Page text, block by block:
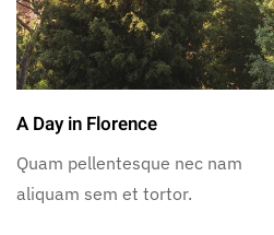
A Day in Florence
Quam pellentesque nec nam
aliquam sem et tortor.